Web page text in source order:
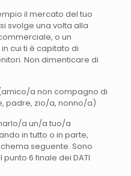
il mercato del tuo
svolge una volta alla
o un
cui ti è capitato di
Non dimenticare di
a non compagno di
padre, zio/a, nonno/a)
a un/a tuo/a
in tutto o in parte,
seguente. Sono
6 finale dei DATI